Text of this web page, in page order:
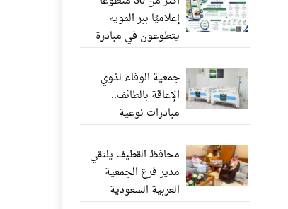
إعلاميًا ببر المويه
يتطوعون في مبادرة
«ناشر الخير» عبر
واتساب
جمعية الوفاء لذوي
الإعاقة بالطائف..
مبادرات نوعية
وإنجازات إنسانية تعزز
جودة الحياة
محافظ القطيف يلتقي
مدير فرع الجمعية
العربية السعودية